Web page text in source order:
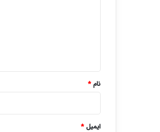
نام*
ایمیل*